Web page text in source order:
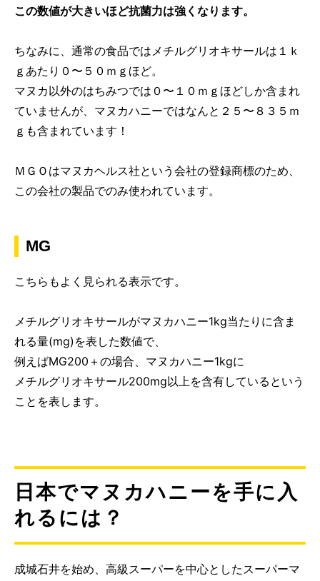
この数値が大きいほど抗菌力は強くなります。
ちなみに、通常の食品ではメチルグリオキサールは１ｋ
ｇあたり０〜５０ｍｇほど。
マヌカ以外のはちみつでは０〜１０ｍｇほどしか含まれ
ていませんが、マヌカハニーではなんと２５〜８３５ｍ
ｇも含まれています！
ＭＧＯはマヌカヘルス社という会社の登録商標のため、
この会社の製品でのみ使われています。
MG
こちらもよく見られる表示です。
メチルグリオキサールがマヌカハニー1kg当たりに含ま
れる量(mg)を表した数値で、
例えばMG200＋の場合、マヌカハニー1kgに
メチルグリオキサール200mg以上を含有しているという
ことを表します。
日本でマヌカハニーを手に入
れるには？
成城石井を始め、高級スーパーを中心としたスーパーマ